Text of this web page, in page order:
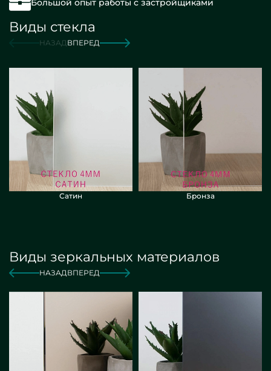
Большой опыт работы с застройщиками
Виды стекла
НАЗАДВПЕРЕД
Сатин Бронза
Виды зеркальных материалов
НАЗАДВПЕРЕД